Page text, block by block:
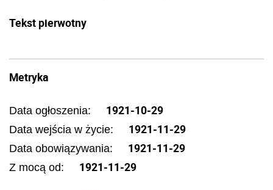
Tekst pierwotny
Metryka
Data ogłoszenia: 1921-10-29
Data wejścia w życie: 1921-11-29
Data obowiązywania: 1921-11-29
Z mocą od: 1921-11-29